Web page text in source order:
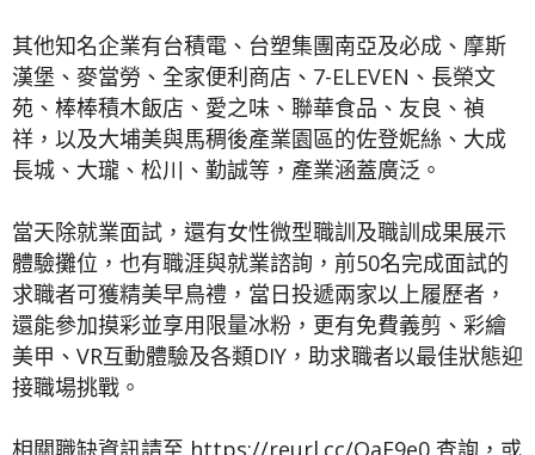
其他知名企業有台積電、台塑集團南亞及必成、摩斯
漢堡、麥當勞、全家便利商店、7-ELEVEN、長榮文
苑、棒棒積木飯店、愛之味、聯華食品、友良、禎
祥，以及大埔美與馬稠後產業園區的佐登妮絲、大成
長城、大瓏、松川、勤誠等，產業涵蓋廣泛。
當天除就業面試，還有女性微型職訓及職訓成果展示
體驗攤位，也有職涯與就業諮詢，前50名完成面試的
求職者可獲精美早鳥禮，當日投遞兩家以上履歷者，
還能參加摸彩並享用限量冰粉，更有免費義剪、彩繪
美甲、VR互動體驗及各類DIY，助求職者以最佳狀態迎
接職場挑戰。
相關職缺資訊請至 https://reurl.cc/QaE9e0 查詢，或